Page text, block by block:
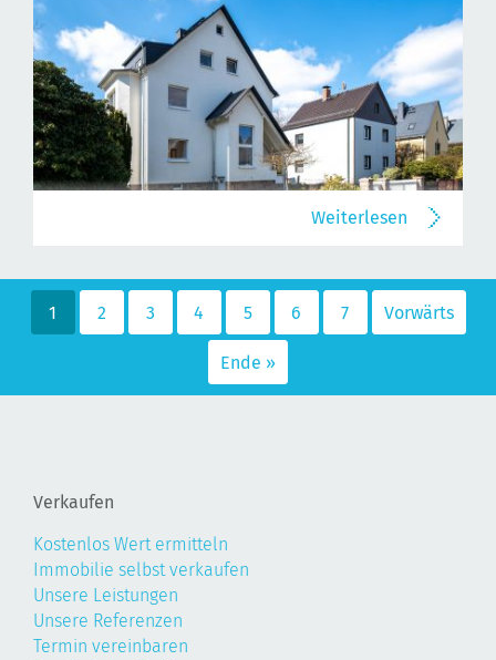
Weiterlesen
1 2 3 4 5 6 7 Vorwärts
Ende »
Verkaufen
Kostenlos Wert ermitteln
Immobilie selbst verkaufen
Unsere Leistungen
Unsere Referenzen
Termin vereinbaren